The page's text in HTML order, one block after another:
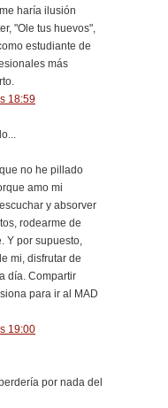
haría ilusión
"Ole tus huevos",
estudiante de
más
18:59
no he pillado
amo mi
y absorver
rodearme de
Y por supuesto,
mi, disfrutar de
día. Compartir
para ir al MAD
19:00
por nada del